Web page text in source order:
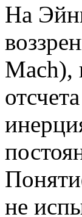
На
Mach),
не